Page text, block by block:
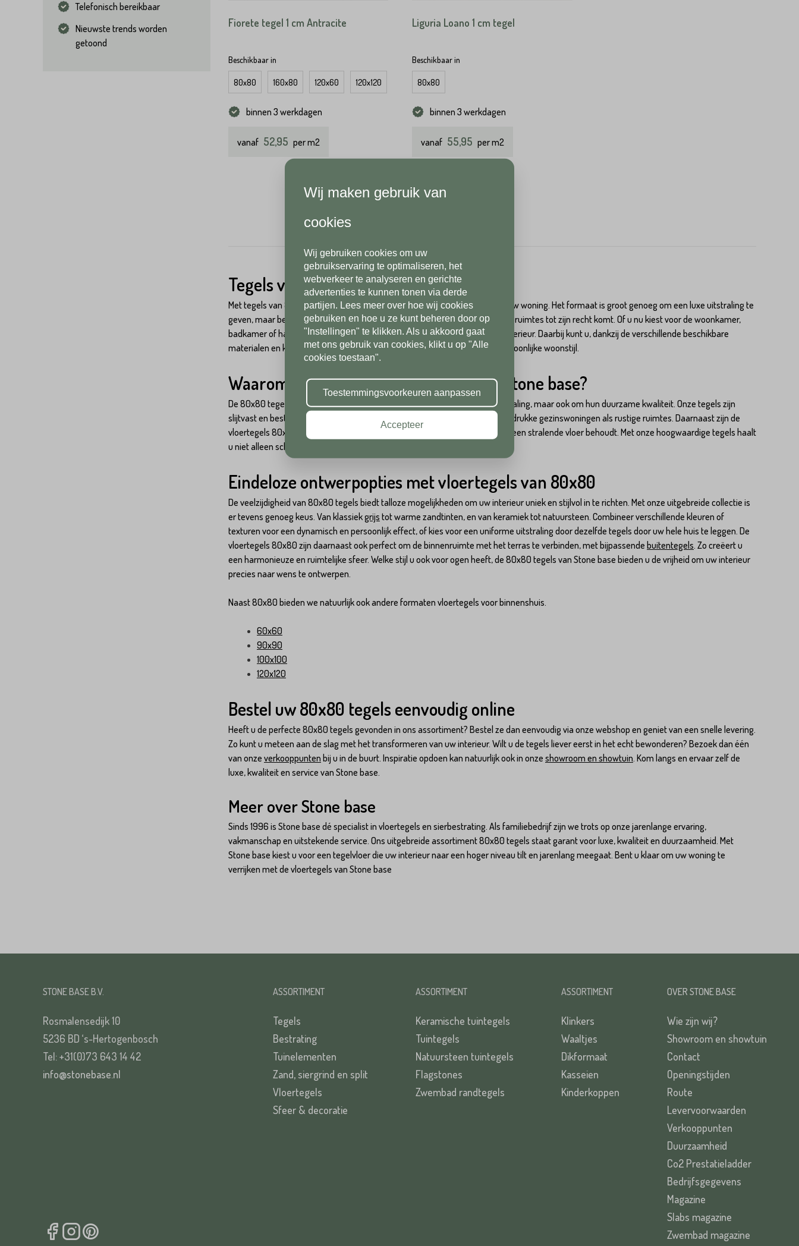
Telefonisch bereikbaar
Nieuwste trends worden
getoond
Fiorete tegel 1 cm Antracite
Beschikbaar in
80x80 160x80 120x60 120x120 100x100
binnen 3 werkdagen
vanaf 52,95 per m2
Liguria Loano 1 cm tegel
Beschikbaar in
80x80
binnen 3 werkdagen
vanaf 55,95 per m2
Tegels van 80x80: ruimtelijk en stijlvol
Met tegels van 80x80 creëert u eenvoudig een open en ruimtelijk gevoel in uw woning. Het formaat is groot genoeg om een luxe uitstraling te
geven, maar behoudt tegelijkertijd een subtiele elegantie die in verschillende ruimtes tot zijn recht komt. Of u nu kiest voor de woonkamer,
badkamer of hal, de 80x80 tegels van Stone base passen perfect in ieder interieur. Daarbij kunt u, dankzij de verschillende beschikbare
materialen en kleuren, devloertegels80x80 volledig afstemmen op uw persoonlijke woonstijl.
Waarom kiezen voor 80x80 tegels van Stone base?
De 80x80 tegels van Stone base staan niet alleen bekend om hun luxe uitstraling, maar ook om hun duurzame kwaliteit. Onze tegels zijn
slijtvast en bestand tegen intensief gebruik, wat ze ideaal maakt voor zowel drukke gezinswoningen als rustige ruimtes. Daarnaast zijn de
vloertegels 80x80 onderhoudsvriendelijk, zodat u met minimale inspanning een stralende vloer behoudt. Met onze hoogwaardige tegels haalt
u niet alleen schoonheid, maar ook praktische voordelen in huis.
Eindeloze ontwerpopties met vloertegels van 80x80
De veelzijdigheid van 80x80 tegels biedt talloze mogelijkheden om uw interieur uniek en stijlvol in te richten. Met onze uitgebreide collectie is
er tevens genoeg keus. Van klassiekgrijs tot warme zandtinten, en van keramiek tot natuursteen. Combineer verschillende kleuren of
texturen voor een dynamisch en persoonlijk effect, of kies voor een uniforme uitstraling door dezelfde tegels door uw hele huis te leggen. De
vloertegels 80x80 zijn daarnaast ook perfect om de binnenruimte met het terras te verbinden, met bijpassende buitentegels. Zo creëert u
een harmonieuze en ruimtelijke sfeer. Welke stijl u ook voor ogen heeft, de 80x80 tegels van Stone base bieden u de vrijheid om uw interieur
precies naar wens te ontwerpen.
Naast 80x80 bieden we natuurlijk ook andere formaten vloertegels voor binnenshuis.
60x60
90x90
100x100
120x120
Bestel uw 80x80 tegels eenvoudig online
Heeft u de perfecte 80x80 tegels gevonden in ons assortiment? Bestel ze dan eenvoudig via onze webshop en geniet van een snelle levering.
Zo kunt u meteen aan de slag met het transformeren van uw interieur. Wilt u de tegels liever eerst in het echt bewonderen? Bezoek dan één
van onze verkooppunten bij u in de buurt. Inspiratie opdoen kan natuurlijk ook in onze showroom en showtuin. Kom langs en ervaar zelf de
luxe, kwaliteit en service van Stone base.
Meer over Stone base
Sinds 1996 is Stone base dé specialist in vloertegels en sierbestrating. Als familiebedrijf zijn we trots op onze jarenlange ervaring,
vakmanschap en uitstekende service. Ons uitgebreide assortiment 80x80 tegels staat garant voor luxe, kwaliteit en duurzaamheid. Met
Stone base kiest u voor een tegelvloer die uw interieur naar een hoger niveau tilt en jarenlang meegaat. Bent u klaar om uw woning te
verrijken met de vloertegels van Stone base
STONE BASE B.V.
Rosmalensedijk 10
5236 BD ‘s-Hertogenbosch
Tel: +31(0)73 643 14 42
info@stonebase.nl
ASSORTIMENT
Tegels
Bestrating
Tuinelementen
Zand, siergrind en split
Vloertegels
Sfeer & decoratie
ASSORTIMENT
Keramische tuintegels
Tuintegels
Natuursteen tuintegels
Flagstones
Zwembad randtegels
ASSORTIMENT
Klinkers
Waaltjes
Dikformaat
Kasseien
Kinderkoppen
OVER STONE BASE
Wie zijn wij?
Showroom en showtuin
Contact
Openingstijden
Route
Levervoorwaarden
Verkooppunten
Duurzaamheid
Co2 Prestatieladder
Bedrijfsgegevens
Magazine
Slabs magazine
Zwembad magazine
Wij maken gebruik van
cookies
Wij gebruiken cookies om uw
gebruikservaring te optimaliseren, het
webverkeer te analyseren en gerichte
advertenties te kunnen tonen via derde
partijen. Lees meer over hoe wij cookies
gebruiken en hoe u ze kunt beheren door op
"Instellingen" te klikken. Als u akkoord gaat
met ons gebruik van cookies, klikt u op "Alle
cookies toestaan".
Toestemmingsvoorkeuren aanpassen
Accepteer